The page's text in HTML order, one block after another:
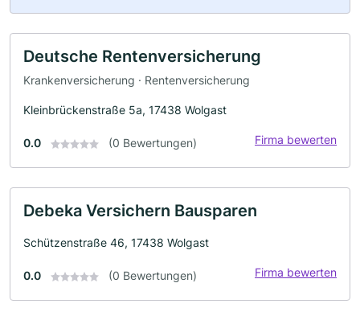
Deutsche Rentenversicherung
Krankenversicherung · Rentenversicherung
Kleinbrückenstraße 5a, 17438 Wolgast
0.0 (0 Bewertungen) Firma bewerten
Debeka Versichern Bausparen
Schützenstraße 46, 17438 Wolgast
0.0 (0 Bewertungen) Firma bewerten